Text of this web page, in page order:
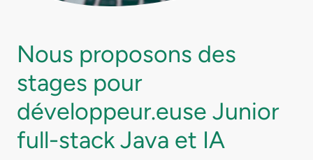
Nous proposons des
stages pour
développeur.euse Junior
full-stack Java et IA